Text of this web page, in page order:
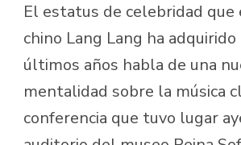
El estatus de celebridad que
chino Lang Lang ha
últimos años habla de una
mentalidad sobre la música
conferencia que tuvo lugar